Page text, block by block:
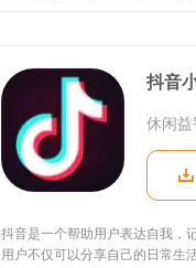
抖音
休闲益
抖音是一个帮助用户表达自我，
用户不仅可以分享自己的日常生